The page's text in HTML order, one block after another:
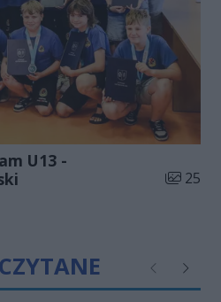
U13 -
Liczba
25
Poprzednie